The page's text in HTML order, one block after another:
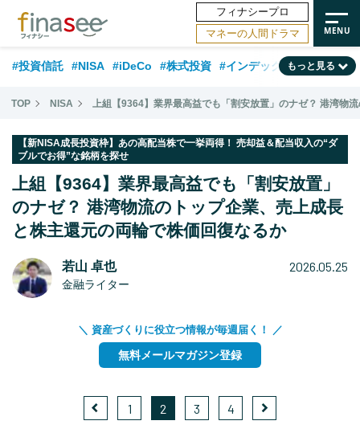
フィナシープロ
マネーの人間ドラマ
#投資信託 #NISA #iDeCo #株式投資 #インデックスファンド
#相談事例 #相続・贈与 #FP #新NISA #ランキング #トレンド
#資産運用業界 #老後
#フィナンシャル・ウェルビーイング #データ・調査 #国内株式型
#60代
もっと見る
TOP NISA 上組【9364】業界最高益でも「割安放置」のナゼ？ 港湾物
【新NISA成長投資枠】あの高配当株で一挙両得！ 売却益＆配当収入の“ダ
ブルでお得”な銘柄を探せ
上組【9364】業界最高益でも「割安放置」
のナゼ？ 港湾物流のトップ企業、売上成長
と株主還元の両輪で株価回復なるか
若山 卓也
金融ライター
2026.05.25
＼ 資産づくりに役立つ情報が毎週届く！ ／
無料メールマガジン登録
1 2 3 4